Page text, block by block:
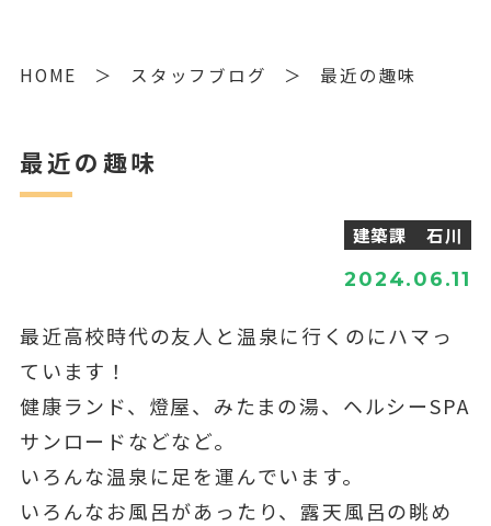
HOME スタッフブログ 最近の趣味
最近の趣味
建築課 石川
2024.06.11
最近高校時代の友人と温泉に行くのにハマっ
ています！
健康ランド、燈屋、みたまの湯、ヘルシーSPA
サンロードなどなど。
いろんな温泉に足を運んでいます。
いろんなお風呂があったり、露天風呂の眺め